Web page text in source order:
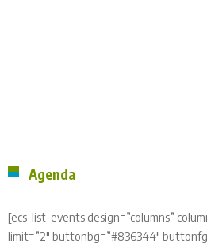
Agenda
[ecs-list-events design=”columns”
limit=”2″ buttonbg=”#836344″